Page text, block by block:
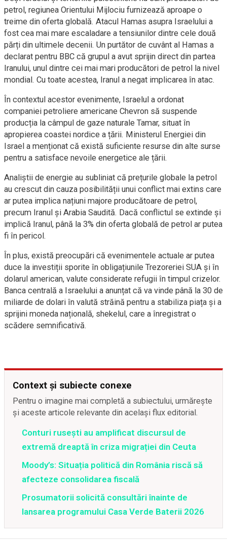
petrol, regiunea Orientului Mijlociu furnizează aproape o
treime din oferta globală. Atacul Hamas asupra Israelului a
fost cea mai mare escaladare a tensiunilor dintre cele două
părți din ultimele decenii. Un purtător de cuvânt al Hamas a
declarat pentru BBC că grupul a avut sprijin direct din partea
Iranului, unul dintre cei mai mari producători de petrol la nivel
mondial. Cu toate acestea, Iranul a negat implicarea în atac.
În contextul acestor evenimente, Israelul a ordonat
companiei petroliere americane Chevron să suspende
producția la câmpul de gaze naturale Tamar, situat în
apropierea coastei nordice a țării. Ministerul Energiei din
Israel a menționat că există suficiente resurse din alte surse
pentru a satisface nevoile energetice ale țării.
Analiștii de energie au subliniat că prețurile globale la petrol
au crescut din cauza posibilității unui conflict mai extins care
ar putea implica națiuni majore producătoare de petrol,
precum Iranul și Arabia Saudită. Dacă conflictul se extinde și
implică Iranul, până la 3% din oferta globală de petrol ar putea
fi în pericol.
În plus, există preocupări că evenimentele actuale ar putea
duce la investiții sporite în obligațiunile Trezoreriei SUA și în
dolarul american, valute considerate refugii în timpul crizelor.
Banca centrală a Israelului a anunțat că va vinde până la 30 de
miliarde de dolari în valută străină pentru a stabiliza piața și a
sprijini moneda națională, shekelul, care a înregistrat o
scădere semnificativă.
Context și subiecte conexe
Pentru o imagine mai completă a subiectului, urmărește
și aceste articole relevante din același flux editorial.
Conturi rusești au amplificat discursul de
extremă dreaptă în criza migrației din Ceuta
Moody’s: Situația politică din România riscă să
afecteze consolidarea fiscală
Prosumatorii solicită consultări înainte de
lansarea programului Casa Verde Baterii 2026